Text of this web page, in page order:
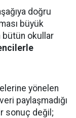
doğru
büyük
bütün okullar
yönelen
paylaşmadığı
sonuç değil;